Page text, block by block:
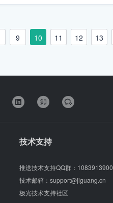
9 10 11 12 13
技术支持
推送技术支持QQ群： 1083913900
技术邮箱： support@jiguang.cn
极光技术支持社区